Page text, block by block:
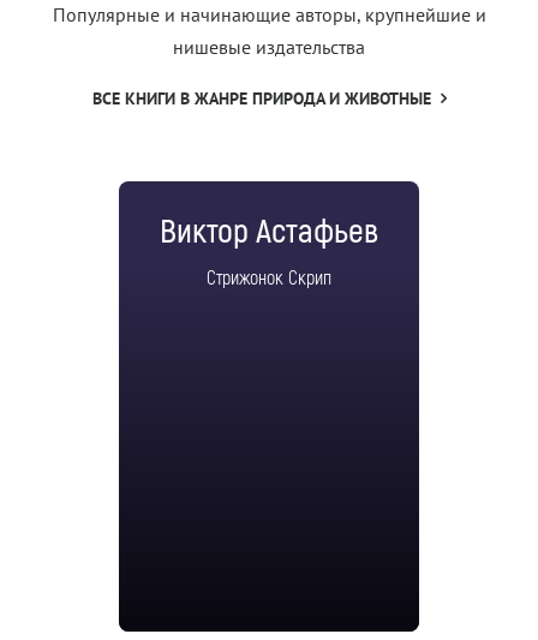
Популярные и начинающие авторы, крупнейшие и
нишевые издательства
ВСЕ КНИГИ В ЖАНРЕ ПРИРОДА И ЖИВОТНЫЕ
Виктор Астафьев
Стрижонок Скрип